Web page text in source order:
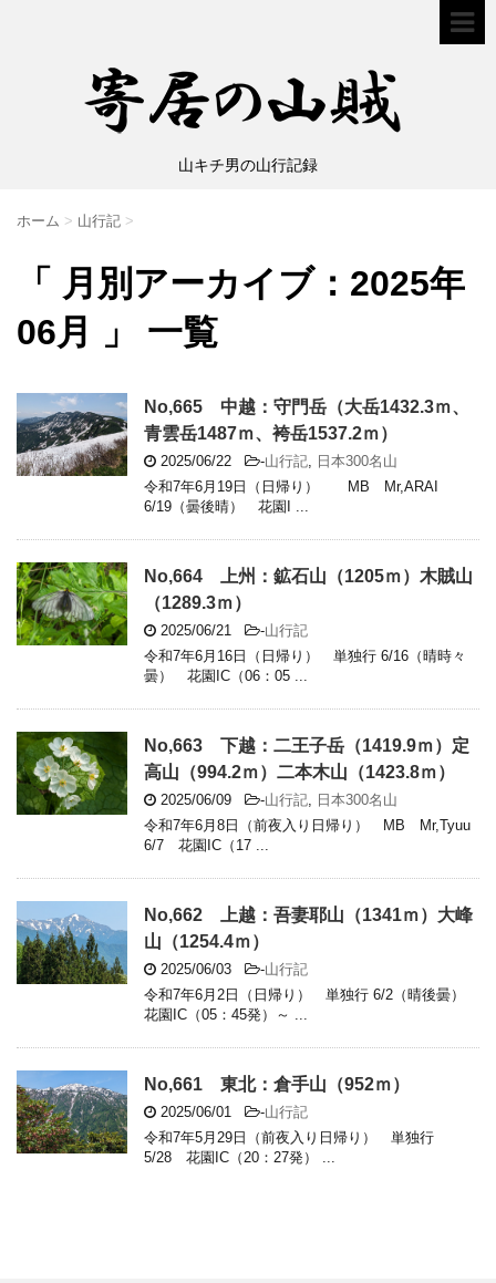
山キチ男の山行記録
ホーム > 山行記 >
「 月別アーカイブ：2025年
06月 」 一覧
No,665 中越：守門岳（大岳1432.3ｍ、
青雲岳1487ｍ、袴岳1537.2ｍ）
2025/06/22 -山行記
日本300名山
令和7年6月19日（日帰り） MB Mr,ARAI
6/19（曇後晴） 花園I ...
No,664 上州：鉱石山（1205ｍ）木賊山
（1289.3ｍ）
2025/06/21 -山行記
令和7年6月16日（日帰り） 単独行 6/16（晴時々
曇） 花園IC（06：05 ...
No,663 下越：二王子岳（1419.9ｍ）定
高山（994.2ｍ）二本木山（1423.8ｍ）
2025/06/09 -山行記
日本300名山
令和7年6月8日（前夜入り日帰り） MB Mr,Tyuu
6/7 花園IC（17 ...
No,662 上越：吾妻耶山（1341ｍ）大峰
山（1254.4ｍ）
2025/06/03 -山行記
令和7年6月2日（日帰り） 単独行 6/2（晴後曇）
花園IC（05：45発）～ ...
No,661 東北：倉手山（952ｍ）
2025/06/01 -山行記
令和7年5月29日（前夜入り日帰り） 単独行
5/28 花園IC（20：27発） ...